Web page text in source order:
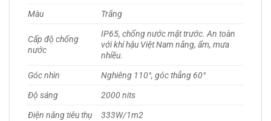
Màu Trắng
Cấp độ chống
nước
IP65, chống nước mặt trước. An toàn
với khí hậu Việt Nam nắng, ẩm, mưa
nhiều.
Góc nhìn Nghiêng 110°, góc thẳng 60°
Độ sáng 2000 nits
Điện năng tiêu thụ 333W/1m2